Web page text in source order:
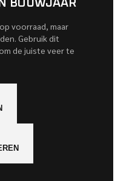
BOUWJAAR
voorraad, maar
Gebruik dit
de juiste veer te